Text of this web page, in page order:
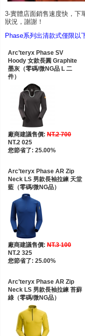
3-實體店面銷售速度快，下
狀況，謝謝！
Phase系列出清款式僅限以
Arc’teryx Phase SV
Hoody 女款長圓 Graphite
墨灰（零碼/微NG品 L 二
件）
廠商建議售價: NT.2 700
NT.2 025
您節省了: 25.00%
Arc’teryx Phase AR Zip
Neck LS 男款長袖拉練 天堂
藍（零碼/微NG品）
廠商建議售價: NT.3 100
NT.2 325
您節省了: 25.00%
Arc’teryx Phase AR Zip
Neck LS 男款長袖拉練 苔蘚
綠（零碼/微NG品）